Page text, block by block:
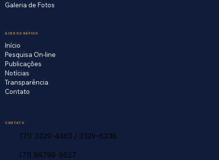
Galeria de Fotos
ACESSO RÁPIDO
Início
Pesquisa On-line
Publicações
Notícias
Transparência
Contato
CONTATO
(71) 3329-4463 / 3329-6336
(71) 98798-9527